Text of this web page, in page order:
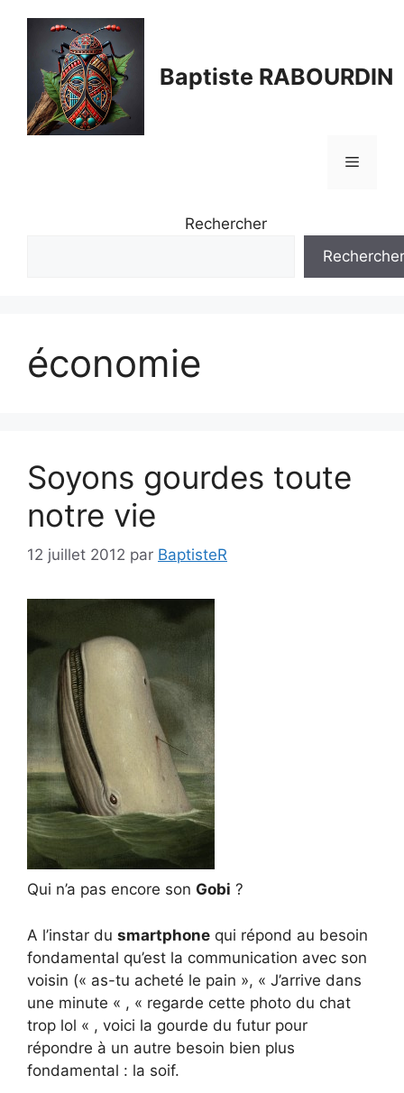
contenu
Baptiste RABOURDIN
Menu
Rechercher
Rechercher
économie
Soyons gourdes toute
notre vie
12 juillet 2012 par BaptisteR
Qui n’a pas encore son Gobi ?
A l’instar du smartphone qui répond au besoin
fondamental qu’est la communication avec son
voisin (« as-tu acheté le pain », « J’arrive dans
une minute « , « regarde cette photo du chat
trop lol « , voici la gourde du futur pour
répondre à un autre besoin bien plus
fondamental : la soif.